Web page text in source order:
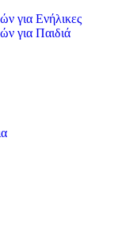
για Ενήλικες
για Παιδιά